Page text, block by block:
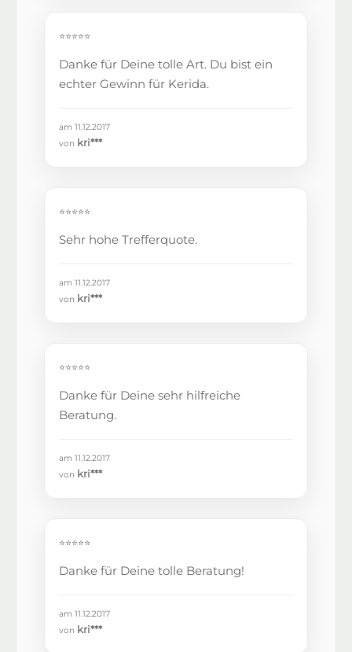
⭐⭐⭐⭐⭐
Danke für Deine tolle Art. Du bist ein
echter Gewinn für Kerida.
am 11.12.2017
von kri***
⭐⭐⭐⭐⭐
Sehr hohe Trefferquote.
am 11.12.2017
von kri***
⭐⭐⭐⭐⭐
Danke für Deine sehr hilfreiche
Beratung.
am 11.12.2017
von kri***
⭐⭐⭐⭐⭐
Danke für Deine tolle Beratung!
am 11.12.2017
von kri***